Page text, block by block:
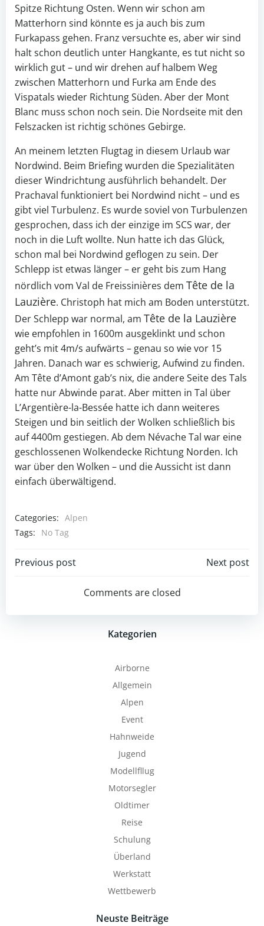
Spitze Richtung Osten. Wenn wir schon am
Matterhorn sind könnte es ja auch bis zum
Furkapass gehen. Franz versuchte es, aber wir sind
halt schon deutlich unter Hangkante, es tut nicht so
wirklich gut – und wir drehen auf halbem Weg
zwischen Matterhorn und Furka am Ende des
Vispatals wieder Richtung Süden. Aber der Mont
Blanc muss schon noch sein. Die Nordseite mit den
Felszacken ist richtig schönes Gebirge.
An meinem letzten Flugtag in diesem Urlaub war
Nordwind. Beim Briefing wurden die Spezialitäten
dieser Windrichtung ausführlich behandelt. Der
Prachaval funktioniert bei Nordwind nicht – und es
gibt viel Turbulenz. Es wurde soviel von Turbulenzen
gesprochen, dass ich der einzige im SCS war, der
noch in die Luft wollte. Nun hatte ich das Glück,
schon mal bei Nordwind geflogen zu sein. Der
Schlepp ist etwas länger – er geht bis zum Hang
nördlich vom Val de Freissinières dem Tête de la
Lauzière. Christoph hat mich am Boden unterstützt.
Der Schlepp war normal, am Tête de la Lauzière
wie empfohlen in 1600m ausgeklinkt und schon
geht’s mit 4m/s aufwärts – genau so wie vor 15
Jahren. Danach war es schwierig, Aufwind zu finden.
Am Tête d’Amont gab’s nix, die andere Seite des Tals
hatte nur Abwinde parat. Aber mitten in Tal über
L’Argentière-la-Bessée hatte ich dann weiteres
Steigen und bin seitlich der Wolken schließlich bis
auf 4400m gestiegen. Ab dem Névache Tal war eine
geschlossenen Wolkendecke Richtung Norden. Ich
war über den Wolken – und die Aussicht ist dann
einfach überwältigend.
Categories: Alpen
Tags:
No Tag
Post
navigation
Previous post
navigation
Next post
Comments are closed
Kategorien
Airborne
Allgemein
Alpen
Event
Hahnweide
Jugend
Modellfllug
Motorsegler
Oldtimer
Reise
Schulung
Überland
Werkstatt
Wettbewerb
Neuste Beiträge